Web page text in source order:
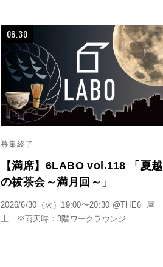
06.30
募集終了
【満席】6LABO vol.118 「夏越
の祓茶会～満月回～」
2026/6/30（火）19:00〜20:30 @THE6 屋
上 ※雨天時：3階ワークラウンジ